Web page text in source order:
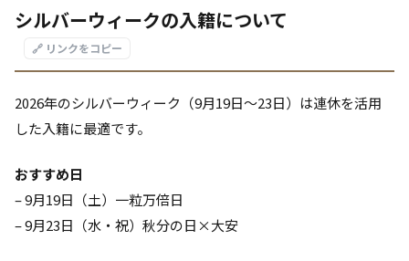
シルバーウィークの入籍について
🔗 リンクをコピー
2026年のシルバーウィーク（9月19日〜23日）は連休を活用
した入籍に最適です。
おすすめ日
– 9月19日（土）一粒万倍日
– 9月23日（水・祝）秋分の日×大安